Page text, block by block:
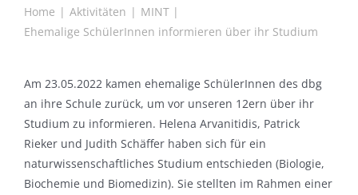
Home Aktivitäten
MINT
Ehemalige SchülerInnen informieren über ihr Studium
Am 23.05.2022 kamen ehemalige SchülerInnen des dbg
an ihre Schule zurück, um vor unseren 12ern über ihr
Studium zu informieren. Helena Arvanitidis, Patrick
Rieker und Judith Schäffer haben sich für ein
naturwissenschaftliches Studium entschieden (Biologie,
Biochemie und Biomedizin). Sie stellten im Rahmen einer